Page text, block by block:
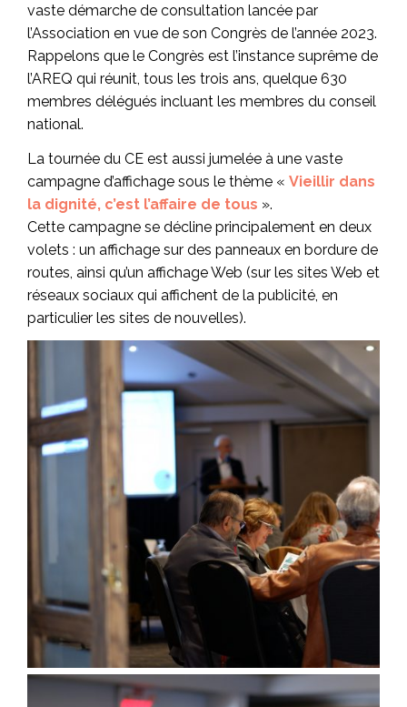
vaste démarche de consultation lancée par
l’Association en vue de son Congrès de l’année 2023.
Rappelons que le Congrès est l’instance suprême de
l’AREQ qui réunit, tous les trois ans, quelque 630
membres délégués incluant les membres du conseil
national.
La tournée du CE est aussi jumelée à une vaste
campagne d’affichage sous le thème « Vieillir dans
la dignité, c’est l’affaire de tous ».
Cette campagne se décline principalement en deux
volets : un affichage sur des panneaux en bordure de
routes, ainsi qu’un affichage Web (sur les sites Web et
réseaux sociaux qui affichent de la publicité, en
particulier les sites de nouvelles).